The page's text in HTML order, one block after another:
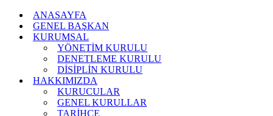
ANASAYFA
GENEL BAŞKAN
KURUMSAL
YÖNETİM KURULU
DENETLEME KURULU
DİSİPLİN KURULU
HAKKIMIZDA
KURUCULAR
GENEL KURULLAR
TARİHÇE